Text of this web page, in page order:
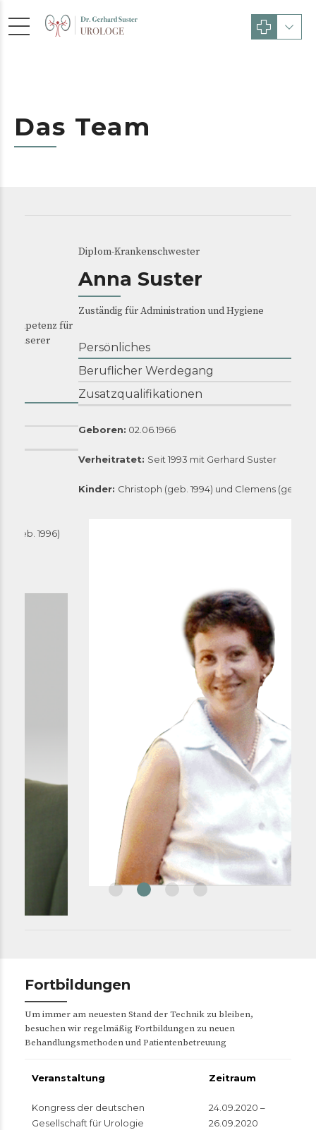
Das Team
Diplom-Krankenschwester
Anna Suster
Zuständig für Administration und Hygiene
Persönliches
Beruflicher Werdegang
Zusatzqualifikationen
Geboren:02.06.1966
Verheitratet:Seit 1993 mit Gerhard Suster
Christoph (geb. 1994) und Clemens (geb. 1996)
Fortbildungen
Um immer am neuesten Stand der Technik zu bleiben,
besuchen wir regelmäßig Fortbildungen zu neuen
Behandlungsmethoden und Patientenbetreuung
Veranstaltung Zeitraum
Kongress der deutschen
Gesellschaft für Urologie
24.09.2020 –
26.09.2020